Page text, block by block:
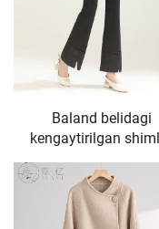
Baland belidagi
kengaytirilgan
yozgi, ingichka,
baliq dumiga
uslubdagi ayollar
shimi